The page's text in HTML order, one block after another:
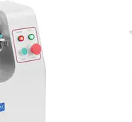
vás svým
přísad, takže
produktu!
moderní kuchyně.
zajišťují